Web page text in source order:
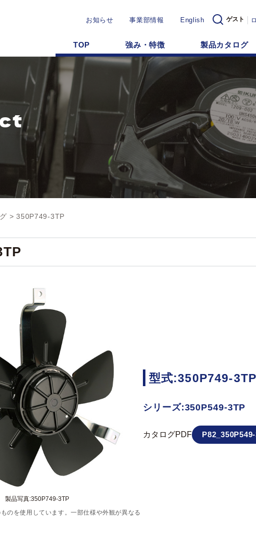
お知らせ 事業部情報 English ゲスト
TOP 強み・特徴 製品カタログ
> 350P749-3TP
製品写真:350P749-3TP
のを使用しています。一部仕様や外観が異なる
型式:350P749-3TP
シリーズ:350P549-3TP
カタログPDF